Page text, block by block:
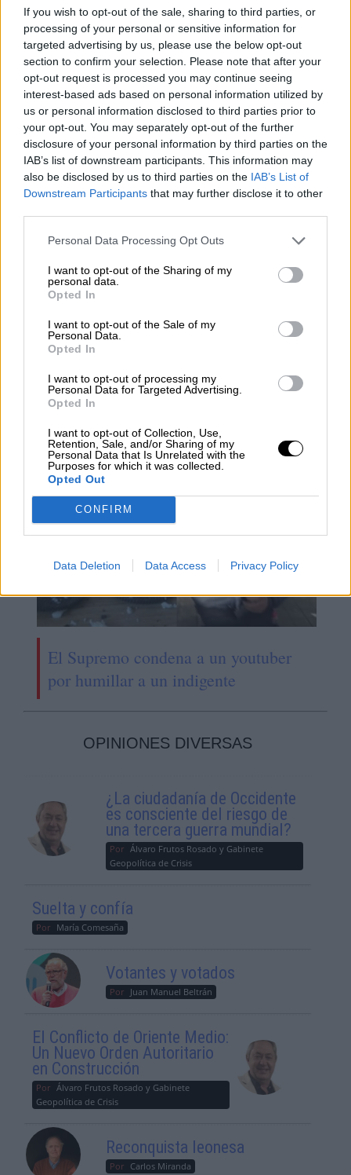
If you wish to opt-out of the sale, sharing to third parties, or
processing of your personal or sensitive information for
targeted advertising by us, please use the below opt-out
section to confirm your selection. Please note that after your
opt-out request is processed you may continue seeing
interest-based ads based on personal information utilized by
us or personal information disclosed to third parties prior to
your opt-out. You may separately opt-out of the further
disclosure of your personal information by third parties on the
IAB’s list of downstream participants. This information may
also be disclosed by us to third parties on the IAB’s List of
Downstream Participants that may further disclose it to other
Personal Data Processing Opt Outs
I want to opt-out of the Sharing of my
personal data.
Opted In
I want to opt-out of the Sale of my
Personal Data.
Opted In
I want to opt-out of processing my
Personal Data for Targeted Advertising.
Opted In
I want to opt-out of Collection, Use,
Retention, Sale, and/or Sharing of my
Personal Data that Is Unrelated with the
Purposes for which it was collected.
Opted Out
CONFIRM
Data Deletion Data Access Privacy Policy
Rajoy y miembros de su equipo
investigados por la Justicia de
Andorra
La Generalitat esquiva aplicar el
El Supremo condena a un youtuber
por humillar a un indigente
OPINIONES DIVERSAS
¿La ciudadanía de Occidente
es consciente del riesgo de
una tercera guerra mundial?
Por Álvaro Frutos Rosado y Gabinete
Geopolítica de Crisis
Suelta y confía
Por María Comesaña
Votantes y votados
Por Juan Manuel Beltrán
El Conflicto de Oriente Medio:
Un Nuevo Orden Autoritario
en Construcción
Por Álvaro Frutos Rosado y Gabinete
Geopolítica de Crisis
Reconquista leonesa
Por Carlos Miranda